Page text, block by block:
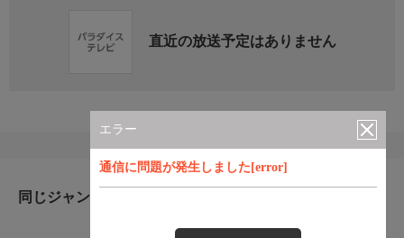
エラー
通信に問題が発生しました[error]
直近の放送予定はありません
同じジャンルのおすすめ番組